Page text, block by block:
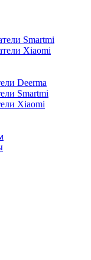
Smartmi
Xiaomi
Deerma
Smartmi
Xiaomi